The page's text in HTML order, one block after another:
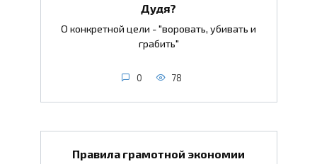
Дудя?
О конкретной цели - "воровать, убивать и
грабить"
0 78
Правила грамотной экономии